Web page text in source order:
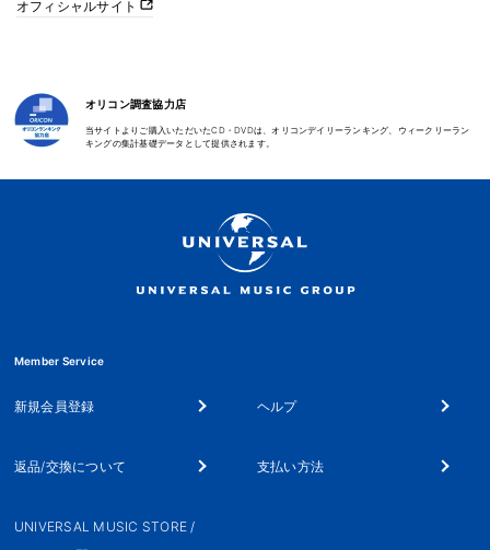
オフィシャルサイト
オリコン調査協力店
当サイトよりご購入いただいたCD・DVDは、オリコンデイリーランキング、ウィークリーラン
キングの集計基礎データとして提供されます。
Member Service
新規会員登録 ヘルプ
返品/交換について 支払い方法
UNIVERSAL MUSIC STORE /